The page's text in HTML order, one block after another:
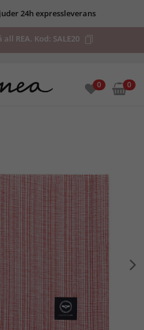
24h expressleverans
all REA. Kod: SALE20
0 0